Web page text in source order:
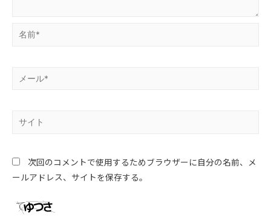
次回のコメントで使用するためブラウザーに自分の名前、メ
ールアドレス、サイトを保存する。